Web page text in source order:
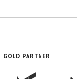
GOLD PARTNER